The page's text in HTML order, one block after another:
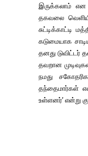
இருக்கலாம் என
தகவலை
சுட்டிக்காட்டி
கடுமையாக
தனது டுவிட்டர்
தவறான
நமது
தந்தைமார்கள்
உள்ளனர்’ என்று